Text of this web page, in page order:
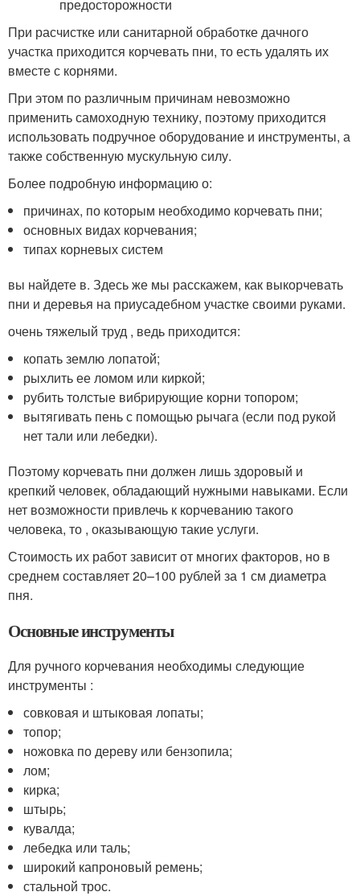
При расчистке или санитарной обработке дачного
участка приходится корчевать пни, то есть удалять их
вместе с корнями.
При этом по различным причинам невозможно
применить самоходную технику, поэтому приходится
использовать подручное оборудование и инструменты, а
также собственную мускульную силу.
Более подробную информацию о:
причинах, по которым необходимо корчевать пни;
основных видах корчевания;
типах корневых систем
вы найдете в. Здесь же мы расскажем, как выкорчевать
пни и деревья на приусадебном участке своими руками.
очень тяжелый труд , ведь приходится:
копать землю лопатой;
рыхлить ее ломом или киркой;
рубить толстые вибрирующие корни топором;
вытягивать пень с помощью рычага (если под рукой
нет тали или лебедки).
Поэтому корчевать пни должен лишь здоровый и
крепкий человек, обладающий нужными навыками. Если
нет возможности привлечь к корчеванию такого
человека, то , оказывающую такие услуги.
Стоимость их работ зависит от многих факторов, но в
среднем составляет 20–100 рублей за 1 см диаметра
пня.
Основные инструменты
Для ручного корчевания необходимы следующие
инструменты :
совковая и штыковая лопаты;
топор;
ножовка по дереву или бензопила;
лом;
кирка;
штырь;
кувалда;
лебедка или таль;
широкий капроновый ремень;
стальной трос.